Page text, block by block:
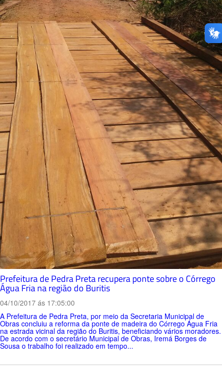
Prefeitura de Pedra Preta recupera ponte sobre o Córrego
Água Fria na região do Buritis
04/10/2017 ás 17:05:00
A Prefeitura de Pedra Preta, por meio da Secretaria Municipal de
Obras concluiu a reforma da ponte de madeira do Córrego Água Fria
na estrada vicinal da região do Buritis, beneficiando vários moradores.
De acordo com o secretário Municipal de Obras, Iremá Borges de
Sousa o trabalho foi realizado em tempo...